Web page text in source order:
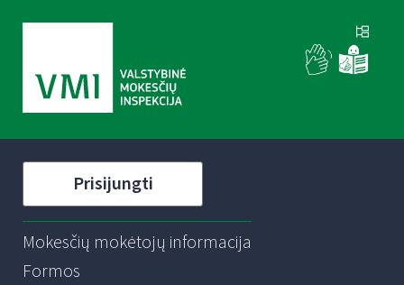
Prisijungti
Mokesčių mokėtojų informacija
Formos